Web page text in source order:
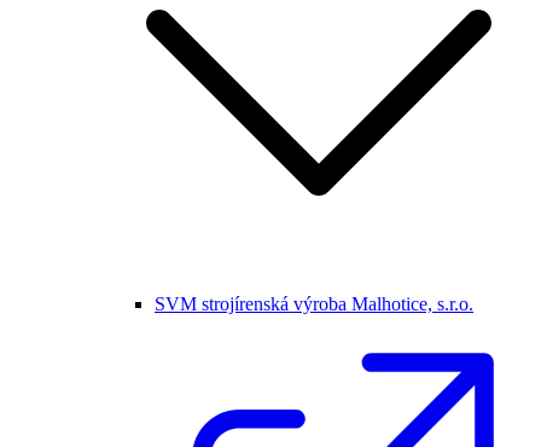
SVM strojírenská výroba Malhotice, s.r.o.